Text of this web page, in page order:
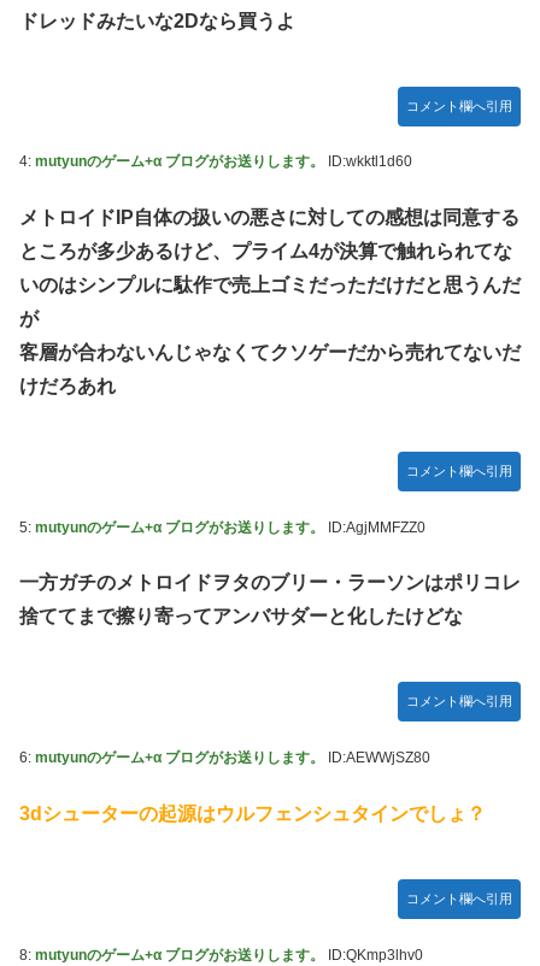
ドレッドみたいな2Dなら買うよ
コメント欄へ引用
4: mutyunのゲーム+α ブログがお送りします。 ID:wkktl1d60
メトロイドIP自体の扱いの悪さに対しての感想は同意する
ところが多少あるけど、プライム4が決算で触れられてな
いのはシンプルに駄作で売上ゴミだっただけだと思うんだ
が
客層が合わないんじゃなくてクソゲーだから売れてないだ
けだろあれ
コメント欄へ引用
5: mutyunのゲーム+α ブログがお送りします。 ID:AgjMMFZZ0
一方ガチのメトロイドヲタのブリー・ラーソンはポリコレ
捨ててまで擦り寄ってアンバサダーと化したけどな
コメント欄へ引用
6: mutyunのゲーム+α ブログがお送りします。 ID:AEWWjSZ80
3dシューターの起源はウルフェンシュタインでしょ？
コメント欄へ引用
8: mutyunのゲーム+α ブログがお送りします。 ID:QKmp3lhv0